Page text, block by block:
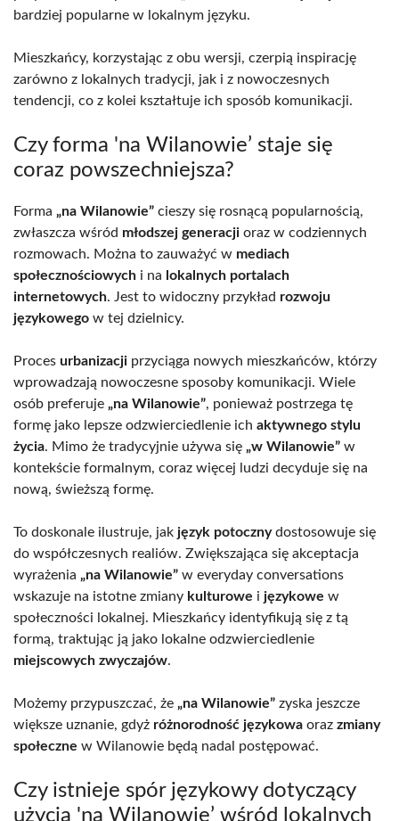
bardziej popularne w lokalnym języku.
Mieszkańcy, korzystając z obu wersji, czerpią inspirację
zarówno z lokalnych tradycji, jak i z nowoczesnych
tendencji, co z kolei kształtuje ich sposób komunikacji.
Czy forma 'na Wilanowie’ staje się
coraz powszechniejsza?
Forma „na Wilanowie” cieszy się rosnącą popularnością,
zwłaszcza wśród młodszej generacji oraz w codziennych
rozmowach. Można to zauważyć w mediach
społecznościowych i na lokalnych portalach
internetowych. Jest to widoczny przykład rozwoju
językowego w tej dzielnicy.
Proces urbanizacji przyciąga nowych mieszkańców, którzy
wprowadzają nowoczesne sposoby komunikacji. Wiele
osób preferuje „na Wilanowie”, ponieważ postrzega tę
formę jako lepsze odzwierciedlenie ich aktywnego stylu
życia. Mimo że tradycyjnie używa się „w Wilanowie” w
kontekście formalnym, coraz więcej ludzi decyduje się na
nową, świeższą formę.
To doskonale ilustruje, jak język potocznydostosowuje się
do współczesnych realiów. Zwiększająca się akceptacja
wyrażenia „na Wilanowie” w everyday conversations
wskazuje na istotne zmiany kulturowe i językowe w
społeczności lokalnej. Mieszkańcy identyfikują się z tą
formą, traktując ją jako lokalne odzwierciedlenie
miejscowych zwyczajów.
Możemy przypuszczać, że „na Wilanowie” zyska jeszcze
większe uznanie, gdyż różnorodność językowa oraz zmiany
społeczne w Wilanowie będą nadal postępować.
Czy istnieje spór językowy dotyczący
użycia 'na Wilanowie’ wśród lokalnych